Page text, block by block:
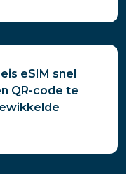
eSIM snel
QR-code te